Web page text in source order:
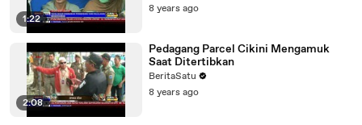
1:22
8 years ago
2:08
Pedagang Parcel Cikini Mengamuk
Saat Ditertibkan
BeritaSatu
8 years ago